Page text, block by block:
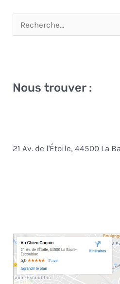
eNous trouver :
21 Av. de l'Étoile, 44500 La